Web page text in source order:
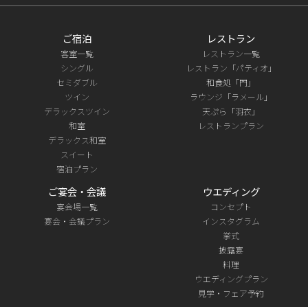
ご宿泊
客室一覧
シングル
セミダブル
ツイン
デラックスツイン
和室
デラックス和室
スイート
宿泊プラン
レストラン
レストラン一覧
レストラン「パティオ」
和食処「門」
ラウンジ「ラメール」
天ぷら「羽衣」
レストランプラン
ご宴会・会議
宴会場一覧
宴会・会議プラン
ウエディング
コンセプト
インスタグラム
挙式
披露宴
料理
ウエディングプラン
見学・フェア予約